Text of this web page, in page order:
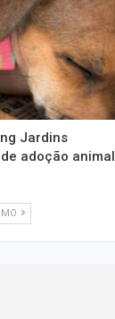
Jardins
adoção animal